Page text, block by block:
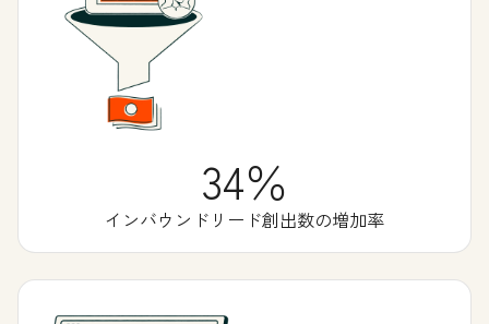
34％
インバウンドリード創出数の増加率